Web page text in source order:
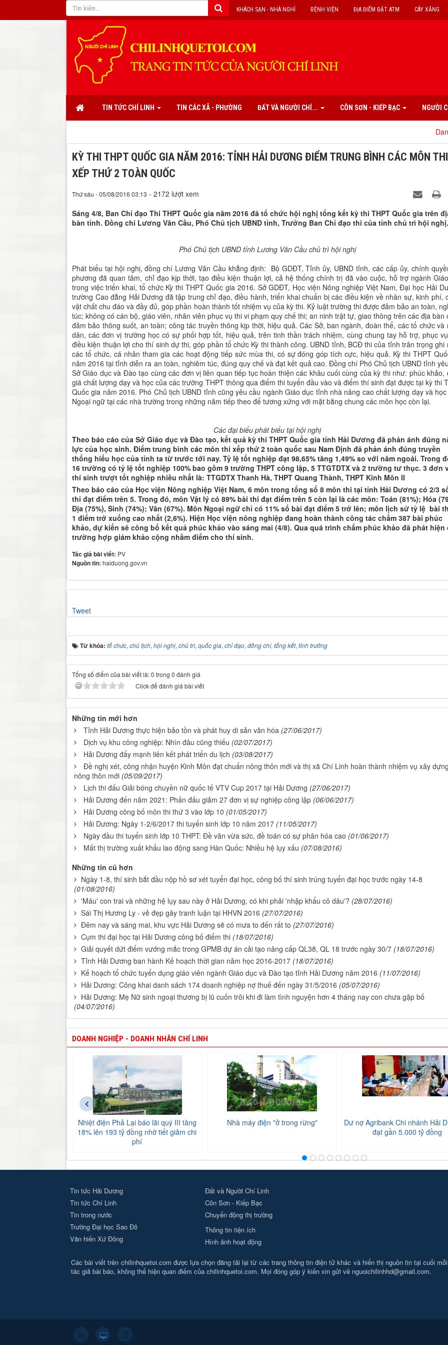
CÂY XĂNG
ĐỊA ĐIỂM ĐẶT ATM
BỆNH VIỆN
KHÁCH SẠN - NHÀ NGHỈ
TIN TỨC CHÍ LINH TIN CÁC XÃ - PHƯỜNG ĐẤT VÀ NGƯỜI CHÍ... CÔN SƠN - KIẾP BẠC NGƯỜI
Danh mục
KỲ THI THPT QUỐC GIA NĂM 2016: TỈNH HẢI DƯƠNG ĐIỂM TRUNG BÌNH CÁC MÔN THI
XẾP THỨ 2 TOÀN QUỐC
Thứ sáu - 05/08/2016 03:13 - 2172 lượt xem
Sáng 4/8, Ban Chỉ đạo Thi THPT Quốc gia năm 2016 đã tổ chức hội nghị tổng kết kỳ thi THPT Quốc gia trên
bàn tỉnh. Đồng chí Lương Văn Cầu, Phó Chủ tịch UBND tỉnh, Trưởng Ban Chỉ đạo thi của tỉnh chủ trì hội nghị.
Phó Chủ tịch UBND tỉnh Lương Văn Cầu chủ trì hội nghị
Phát biểu tại hội nghị, đồng chí Lương Văn Cầu khẳng định: Bộ GDĐT, Tỉnh ủy, UBND tỉnh, các cấp ủy, chính
phương đã quan tâm, chỉ đạo kịp thời, tạo điều kiện thuận lợi, cả hệ thống chính trị đã vào cuộc, hỗ trợ ngành
trong việc triển khai, tổ chức Kỳ thi THPT Quốc gia 2016. Sở GDĐT, Học viện Nông nghiệp Việt Nam, Đại học Hải
trường Cao đẳng Hải Dương đã tập trung chỉ đạo, điều hành, triển khai chuẩn bị các điều kiện về nhân sự, kinh phí,
vật chất chu đáo và đầy đủ, góp phần hoàn thành tốt nhiệm vụ của kỳ thi. Kỷ luật trường thi được đảm bảo an toàn,
túc; không có cán bộ, giáo viên, nhân viên phục vụ thi vi phạm quy chế thi; an ninh trật tự, giao thông trên các địa bàn
đảm bảo thông suốt, an toàn; công tác truyền thông kịp thời, hiệu quả. Các Sở, ban ngành, đoàn thể, các tổ chức và
dân, các đơn vị trường học có sự phối hợp tốt, hiệu quả, trên tinh thần trách nhiệm, cùng chung tay hỗ trợ, phục
điều kiện thuận lợi cho thí sinh dự thi, góp phần tổ chức Kỳ thi thành công. UBND tỉnh, BCĐ thi của tỉnh trân trọng ghi
các tổ chức, cá nhân tham gia các hoạt động tiếp sức mùa thi, có sự đóng góp tích cực, hiệu quả. Kỳ thi THPT
năm 2016 tại tỉnh diễn ra an toàn, nghiêm túc, đúng quy chế và đạt kết quả cao. Đồng chí Phó Chủ tịch UBND tỉnh
Sở Giáo dục và Đào tạo cùng các đơn vị liên quan tiếp tục hoàn thiện các khâu cuối cùng của kỳ thi như: phúc khảo,
giá chất lượng dạy và học của các trường THPT thông qua điểm thi tuyển đầu vào và điểm thí sinh đạt được tại kỳ thi
Quốc gia năm 2016. Phó Chủ tịch UBND tỉnh cũng yêu cầu ngành Giáo dục tỉnh nhà nâng cao chất lượng dạy và
Ngoại ngữ tại các nhà trường trong những năm tiếp theo để tương xứng với mặt bằng chung các môn học còn lại.
Các đại biểu phát biểu tại hội nghị
Theo báo cáo của Sở Giáo dục và Đào tạo, kết quả kỳ thi THPT Quốc gia tỉnh Hải Dương đã phản ánh đúng
lực của học sinh. Điểm trung bình các môn thi xếp thứ 2 toàn quốc sau Nam Định đã phản ánh đúng truyền
thống hiếu học của tỉnh ta từ trước tới nay. Tỷ lệ tốt nghiệp đạt 98,65% tăng 1,49% so với năm ngoái. Trong
16 trường có tỷ lệ tốt nghiệp 100% bao gồm 9 trường THPT công lập, 5 TTGTDTX và 2 trường tư thục. 3 đơn
thí sinh trượt tốt nghiệp nhiều nhất là: TTGDTX Thanh Hà, THPT Quang Thành, THPT Kinh Môn II
Theo báo cáo của Học viện Nông nghiệp Việt Nam, 6 môn trong tổng số 8 môn thi tại tỉnh Hải Dương có 2/3
thi đạt điểm trên 5. Trong đó, môn Vật lý có 89% bài thi đạt điểm trên 5 còn lại là các môn: Toán (81%); Hóa
Địa (75%), Sinh (74%); Văn (67%). Môn Ngoại ngữ chỉ có 11% số bài đạt điểm 5 trở lên; môn lịch sử tỷ lệ bài
1 điểm trở xuống cao nhất (2,6%). Hiện Học viện nông nghiệp đang hoàn thành công tác chấm 387 bài phúc
khảo, dự kiến sẽ công bố kết quả phúc khảo vào sáng mai (4/8). Qua quá trình chấm phúc khảo đã phát hiện
trường hợp giám khảo cộng nhầm điểm cho thí sinh.
Tác giả bài viết: PV
Nguồn tin: haiduong.gov.vn
Tweet
Từ khóa: tổ chức, chủ tịch, hội nghị, chủ trì, quốc gia, chỉ đạo, đồng chí, tổng kết, tỉnh trưởng
Tổng số điểm của bài viết là: 0 trong 0 đánh giá
Click để đánh giá bài viết
Những tin mới hơn
Tỉnh Hải Dương thực hiện bảo tồn và phát huy di sản văn hóa (27/06/2017)
Dịch vụ khu công nghiệp: Nhìn đâu cũng thiếu (02/07/2017)
Hải Dương đẩy mạnh liên kết phát triển du lịch (03/08/2017)
Đề nghị xét, công nhận huyện Kinh Môn đạt chuẩn nông thôn mới và thị xã Chí Linh hoàn thành nhiệm vụ xây
nông thôn mới (05/09/2017)
Lịch thi đấu Giải bóng chuyền nữ quốc tế VTV Cup 2017 tại Hải Dương (27/06/2017)
Hải Dương đến năm 2021: Phấn đấu giảm 27 đơn vị sự nghiệp công lập (06/06/2017)
Hải Dương công bố môn thi thứ 3 vào lớp 10 (01/05/2017)
Hải Dương: Ngày 1-2/6/2017 thi tuyển sinh lớp 10 năm 2017 (11/05/2017)
Ngày đầu thi tuyển sinh lớp 10 THPT: Đề văn vừa sức, đề toán có sự phân hóa cao (01/06/2017)
Mất thị trường xuất khẩu lao động sang Hàn Quốc: Nhiều hệ lụy xấu (07/08/2016)
Những tin cũ hơn
Ngày 1-8, thí sinh bắt đầu nộp hồ sơ xét tuyển đại học, công bố thí sinh trúng tuyển đại học trước ngày 14-8
(01/08/2016)
'Máu' con trai và những hệ lụy sau này ở Hải Dương, có khi phải 'nhập khẩu cô dâu'? (28/07/2016)
Sái Thị Hương Ly - vẻ đẹp gây tranh luận tại HHVN 2016 (27/07/2016)
Đêm nay và sáng mai, khu vực Hải Dương sẽ có mưa to đến rất to (27/07/2016)
Cụm thi đại học tại Hải Dương công bố điểm thi (18/07/2016)
Giải quyết dứt điểm vướng mắc trong GPMB dự án cải tạo nâng cấp QL38, QL 18 trước ngày 30/7 (18/07/2016)
Tỉnh Hải Dương ban hành Kế hoạch thời gian năm học 2016-2017 (18/07/2016)
Kế hoạch tổ chức tuyển dụng giáo viên ngành Giáo dục và Đào tạo tỉnh Hải Dương năm 2016 (11/07/2016)
Hải Dương: Công khai danh sách 174 doanh nghiệp nợ thuế đến ngày 31/5/2016 (05/07/2016)
Hải Dương: Mẹ Nữ sinh ngoại thương bị lũ cuốn trôi khi đi làm tình nguyện hơn 4 tháng nay con chưa gặp bố
(04/07/2016)
DOANH NGHIỆP - DOANH NHÂN CHÍ LINH
Nhiệt điện Phả Lại báo lãi quý III tăng
18% lên 193 tỷ đồng nhờ tiết giảm chi
phí
Nhà máy điện "ở trong rừng"
Dư nợ Agribank Chi nhánh Hải
đạt gần 5.000 tỷ đồng
‹
Tin tức Hải Dương
Tin tức Chí Linh
Tin trong nước
Trường Đại học Sao Đỏ
Văn hiến Xứ Đông
Đất và Người Chí Linh
Côn Sơn - Kiếp Bạc
Chuyển động thị trường
Thông tin tiện ích
Hình ảnh hoạt động
Các bài viết trên chilinhquetoi.com được lựa chọn đăng tải lại từ các trang thông tin điện tử khác và hiển thị nguồn tin tại cuối
tác giả bài báo, không thể hiện quan điểm của chilinhquetoi.com. Mọi đóng góp ý kiến xin gửi về nguoichilinhhd@gmail.com.